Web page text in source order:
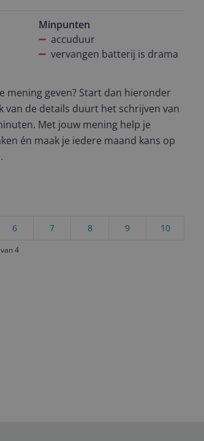
Minpunten
accuduur
vervangen batterij is drama
mening geven? Start dan hieronder
van de details duurt het schrijven van
Met jouw mening help je
én maak je iedere maand kans op
10
9
8
7
6
4